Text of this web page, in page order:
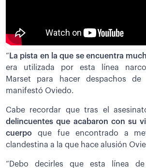
“ La pista en la que se encuentra
era utilizada por esta línea
Marset para hacer despachos de
manifestó Oviedo.
Cabe recordar que tras el
delincuentes que acabaron con su
cuerpo que fue encontrado a
clandestina a la que hace alusión
“Debo decirles que esta línea de